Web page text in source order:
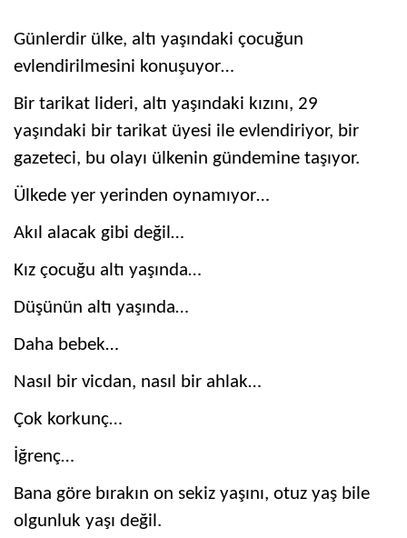
Günlerdir ülke, altı yaşındaki çocuğun
evlendirilmesini konuşuyor…
Bir tarikat lideri, altı yaşındaki kızını, 29
yaşındaki bir tarikat üyesi ile evlendiriyor, bir
gazeteci, bu olayı ülkenin gündemine taşıyor.
Ülkede yer yerinden oynamıyor…
Akıl alacak gibi değil…
Kız çocuğu altı yaşında…
Düşünün altı yaşında…
Daha bebek…
Nasıl bir vicdan, nasıl bir ahlak…
Çok korkunç…
İğrenç…
Bana göre bırakın on sekiz yaşını, otuz yaş bile
olgunluk yaşı değil.